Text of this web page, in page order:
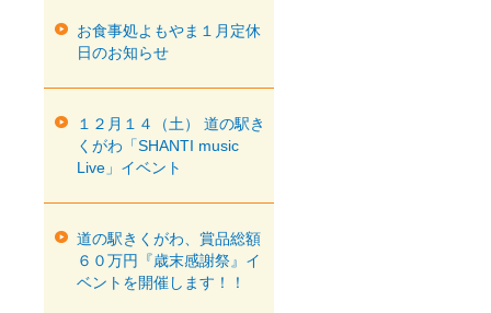
お食事処よもやま１月定休
日のお知らせ
１２月１４（土） 道の駅き
くがわ「SHANTI music
Live」イベント
道の駅きくがわ、賞品総額
６０万円『歳末感謝祭』イ
ベントを開催します！！